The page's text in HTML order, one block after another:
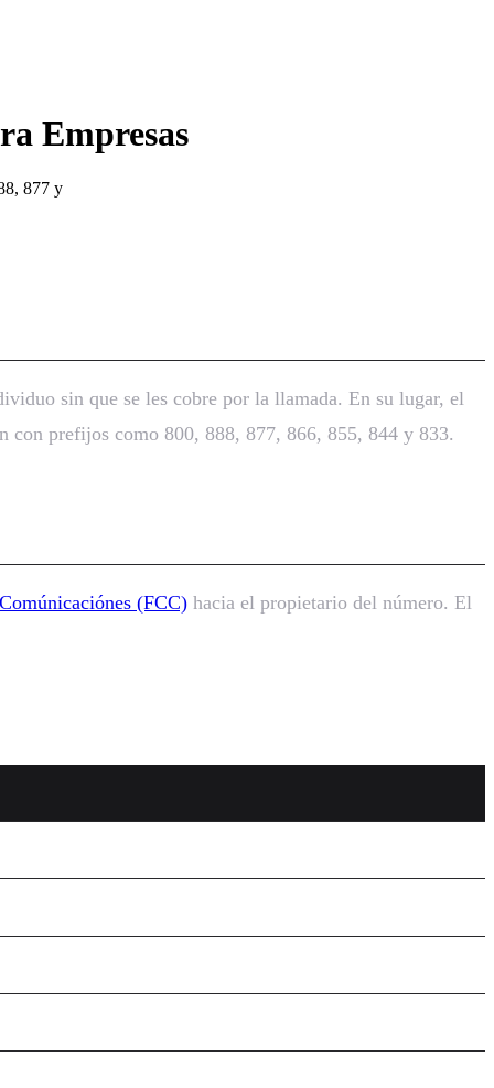
Empresas
877 y
sin que se les cobre por la llamada. En su lugar, el
con prefijos como 800, 888, 877, 866, 855, 844 y 833.
(FCC) hacia el propietario del número. El